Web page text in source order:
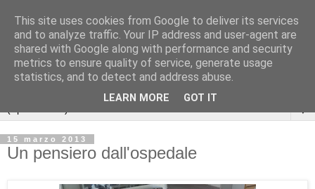
▼
15 marzo 2013
Un pensiero dall'ospedale
This site uses cookies from Google to deliver its services
and to analyze traffic. Your IP address and user-agent are
shared with Google along with performance and security
metrics to ensure quality of service, generate usage
statistics, and to detect and address abuse.
LEARN MORE GOT IT